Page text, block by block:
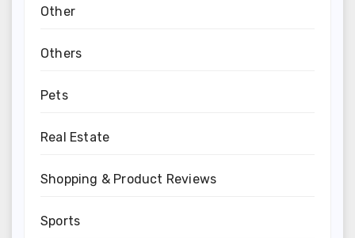
Other
Others
Pets
Real Estate
Shopping & Product Reviews
Sports